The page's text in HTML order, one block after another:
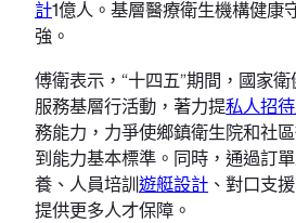
計1億人。基層醫療衛生機構健康
強。
傅衛表示，“十四五”期間，國家
服務基層行活動，著力提私人招
務能力，力爭使鄉鎮衛生院和社
到能力基本標準。同時，通過訂
養、人員培訓遊艇設計 、對口支
提供更多人才保障。